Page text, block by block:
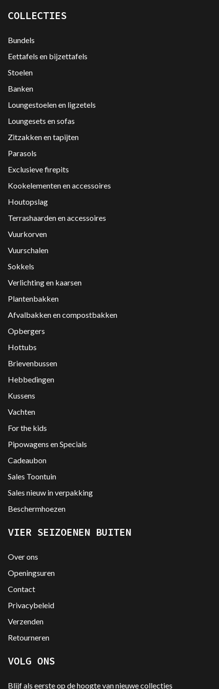
COLLECTIES
Bundels
Eettafels en bijzettafels
Stoelen
Banken
Loungestoelen en ligzetels
Loungesets en sofas
Zitzakken en tapijten
Parasols
Exclusieve firepits
Kookelementen en accessoires
Houtopslag
Terrashaarden en accessoires
Vuurkorven
Vuurschalen
Sokkels
Verlichting en kaarsen
Plantenbakken
Afvalbakken en compostbakken
Opbergers
Hottubs
Brievenbussen
Hebbedingen
Kussens
Vachten
For the kids
Pipowagens en Specials
Cadeaubon
Sales Toontuin
Sales nieuw in verpakking
Beschermhoezen
VIER SEIZOENEN BUITEN
Over ons
Openingsuren
Contact
Privacybeleid
Verzenden
Retourneren
VOLG ONS
Blijf als eerste op de hoogte van nieuwe collecties